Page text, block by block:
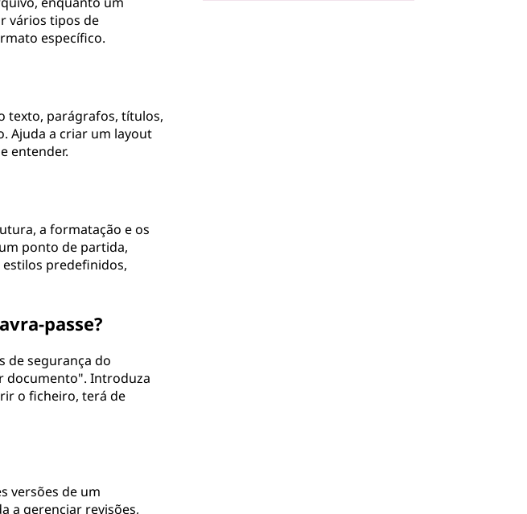
vários tipos de
específico.
texto, parágrafos, títulos,
Ajuda a criar um layout
entender.
a formatação e os
ponto de partida,
predefinidos,
passe?
de segurança do
documento". Introduza
o ficheiro, terá de
versões de um
a gerenciar revisões,